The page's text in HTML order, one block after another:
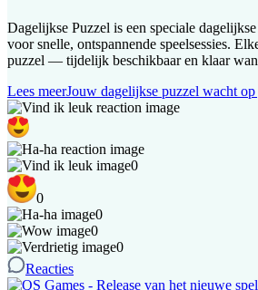
Dagelijkse Puzzel is een speciale
voor snelle, ontspannende speelsessies.
puzzel — tijdelijk beschikbaar en klaar
Lees meerJouw dagelijkse puzzel wacht
0
0
0
0
0
Reacties